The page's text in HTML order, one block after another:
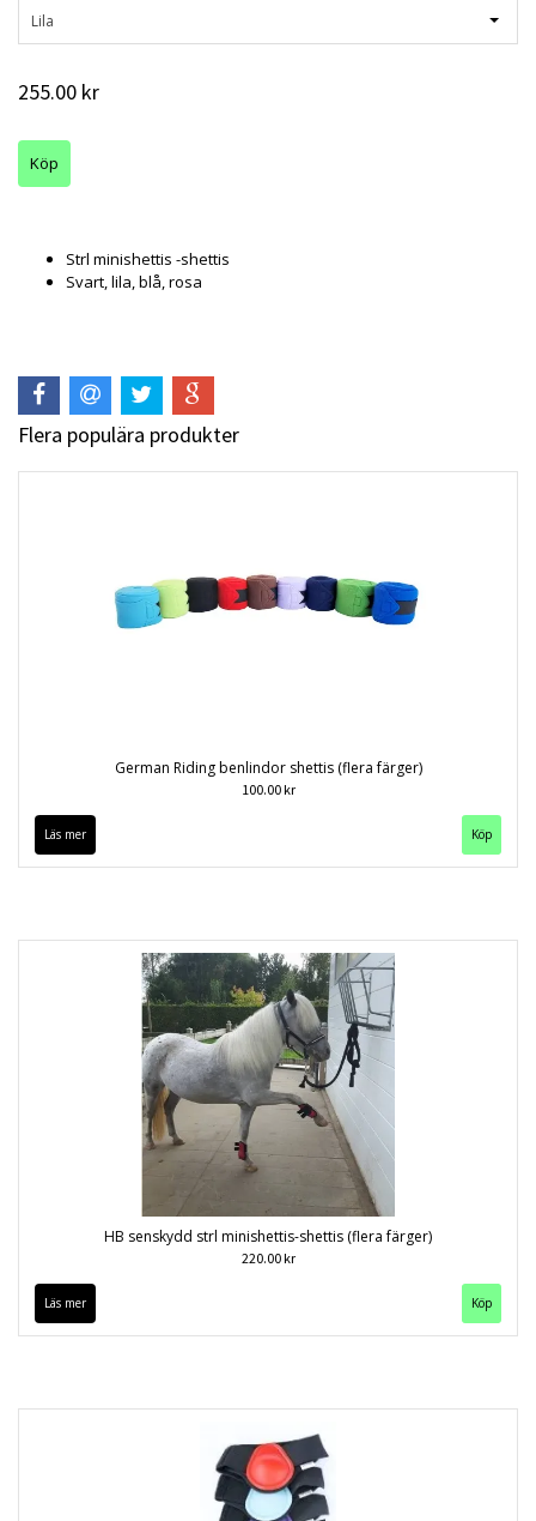
Lila
255.00 kr
Strl minishettis -shettis
Svart, lila, blå, rosa
Flera populära produkter
German Riding benlindor shettis (flera färger)
100.00 kr
Läs mer Köp
HB senskydd strl minishettis-shettis (flera färger)
220.00 kr
Läs mer Köp